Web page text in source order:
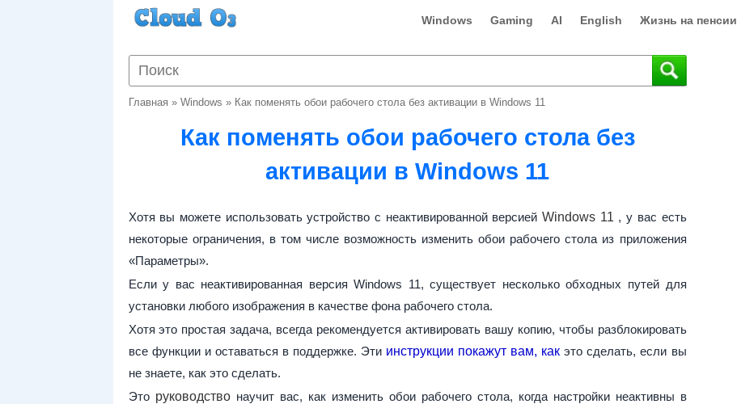
Windows Gaming AI English Жизнь на пенсии
Главная » Windows » Как поменять обои рабочего стола без активации в Windows 11
Как поменять обои рабочего стола без
активации в Windows 11
Хотя вы можете использовать устройство с неактивированной версиейWindows 11 , у вас есть
некоторые ограничения, в том числе возможность изменить обои рабочего стола из приложения
«Параметры».
Если у вас неактивированная версия Windows 11, существует несколько обходных путей для
установки любого изображения в качестве фона рабочего стола.
Хотя это простая задача, всегда рекомендуется активировать вашу копию, чтобы разблокировать
все функции и оставаться в поддержке. Эти инструкции покажут вам, как это сделать, если вы
не знаете, как это сделать.
Это руководствонаучит вас, как изменить обои рабочего стола, когда настройки неактивны в